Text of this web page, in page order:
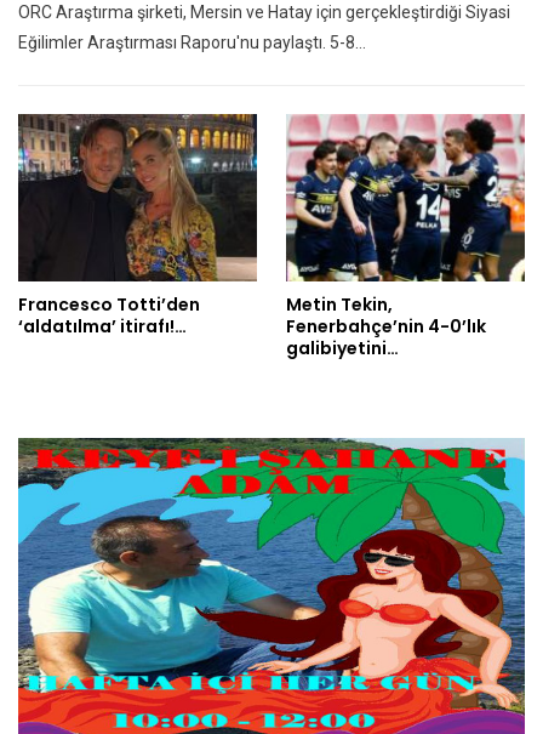
ORC Araştırma şirketi, Mersin ve Hatay için gerçekleştirdiği Siyasi
Eğilimler Araştırması Raporu'nu paylaştı. 5-8…
Francesco Totti’den
‘aldatılma’ itirafı!…
Metin Tekin,
Fenerbahçe’nin 4-0’lık
galibiyetini…